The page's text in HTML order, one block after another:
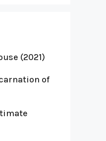
(2021)
of